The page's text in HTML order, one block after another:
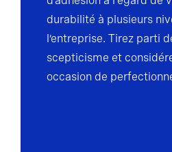
durabilité à plusieurs
l’entreprise. Tirez parti
scepticisme et
occasion de